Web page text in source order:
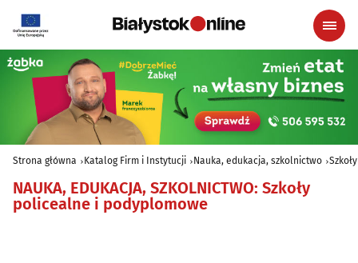
Strona główna Katalog Firm i Instytucji Nauka, edukacja, szkolnictwo
NAUKA, EDUKACJA, SZKOLNICTWO: Szkoły
policealne i podyplomowe